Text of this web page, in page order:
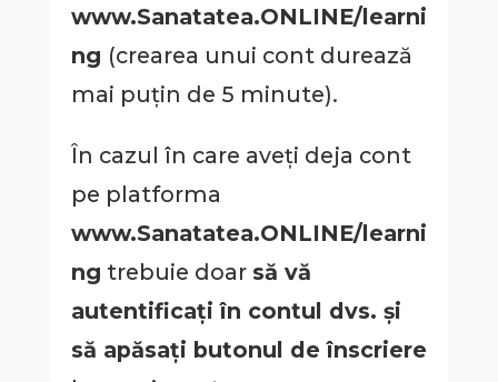
www.Sanatatea.ONLINE/learni
ng (crearea unui cont durează
mai puțin de 5 minute).
În cazul în care aveți deja cont
pe platforma
www.Sanatatea.ONLINE/learni
ng trebuie doar să vă
autentificați în contul dvs. și
să apăsați butonul de înscriere